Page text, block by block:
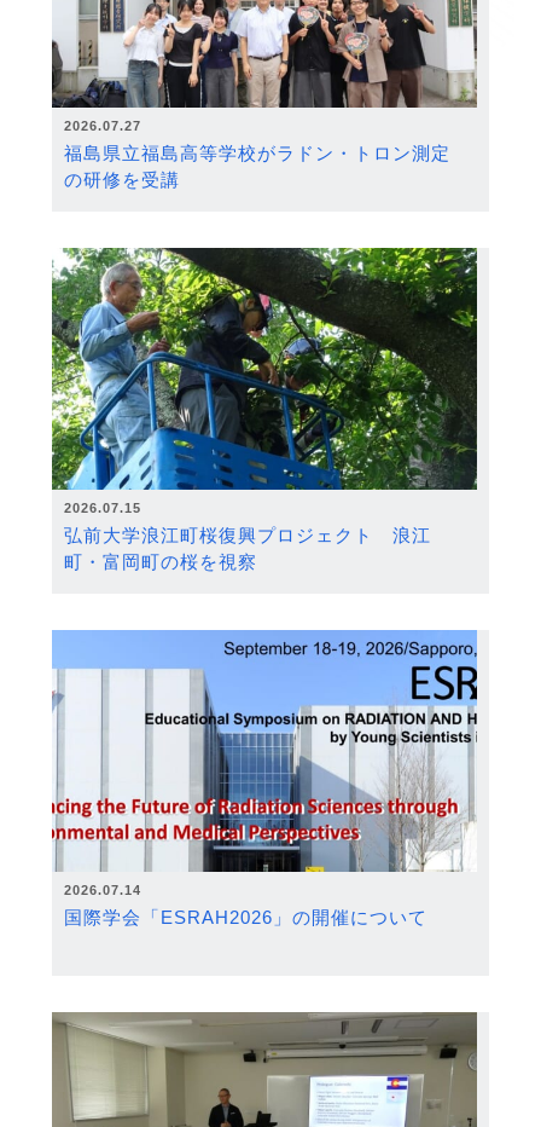
2026.07.27
福島県立福島高等学校がラドン・トロン測定
の研修を受講
2026.07.15
弘前大学浪江町桜復興プロジェクト 浪江
町・富岡町の桜を視察
2026.07.14
国際学会「ESRAH2026」の開催について